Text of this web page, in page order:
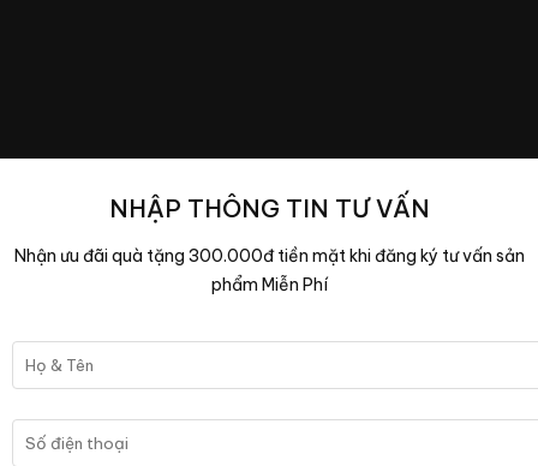
NHẬP THÔNG TIN TƯ VẤN
Nhận ưu đãi quà tặng 300.000đ tiền mặt khi đăng ký tư vấn sản
phẩm Miễn Phí